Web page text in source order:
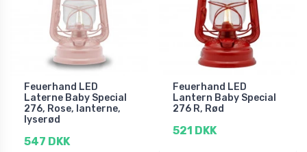
Feuerhand LED
Laterne Baby Special
276, Rose, lanterne,
lyserød
547 DKK
Feuerhand LED
Lantern Baby Special
276 R, Rød
521 DKK